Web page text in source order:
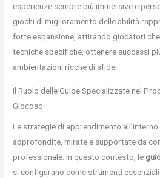
esperienze sempre più immersive e
giochi di miglioramento delle abilità
forte espansione, attirando giocatori
tecniche specifiche, ottenere successi
ambientazioni ricche di sfide.
Il Ruolo delle Guide Specializzate nel
Giocoso
Le strategie di apprendimento
approfondite, mirate e supportate da
professionale. In questo contesto, le
si configurano come strumenti